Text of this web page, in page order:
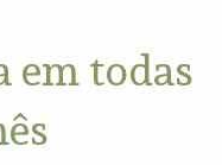
Praia
em todas